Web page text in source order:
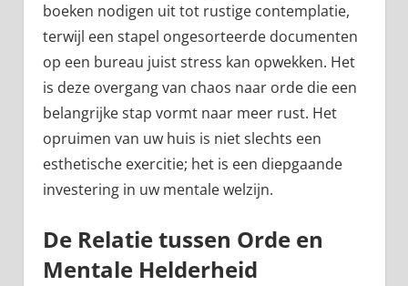
boeken nodigen uit tot rustige contemplatie,
terwijl een stapel ongesorteerde documenten
op een bureau juist stress kan opwekken. Het
is deze overgang van chaos naar orde die een
belangrijke stap vormt naar meer rust. Het
opruimen van uw huis is niet slechts een
esthetische exercitie; het is een diepgaande
investering in uw mentale welzijn.
De Relatie tussen Orde en
Mentale Helderheid